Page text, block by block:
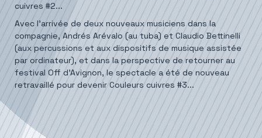
cuivres #2...
Avec l'arrivée de deux nouveaux musiciens dans la
compagnie, Andrés Arévalo (au tuba) et Claudio Bettinelli
(aux percussions et aux dispositifs de musique assistée
par ordinateur), et dans la perspective de retourner au
festival Off d'Avignon, le spectacle a été de nouveau
retravaillé pour devenir Couleurs cuivres #3...